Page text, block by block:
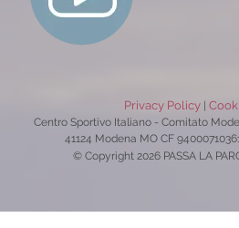
Privacy Policy
Centro Sportivo Italiano - Comitato
41124 Modena MO CF
© Copyright 2026 PASSA LA